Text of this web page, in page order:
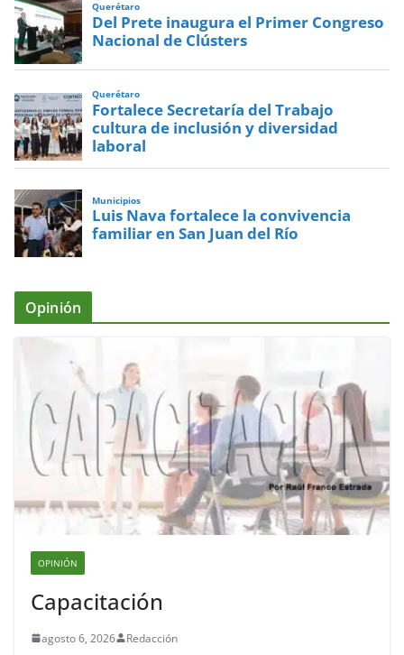
Querétaro
Del Prete inaugura el Primer Congreso
Nacional de Clústers
Querétaro
Fortalece Secretaría del Trabajo
cultura de inclusión y diversidad
laboral
Municipios
Luis Nava fortalece la convivencia
familiar en San Juan del Río
Opinión
OPINIÓN
Capacitación
agosto 6, 2026 Redacción